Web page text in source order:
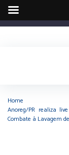
Home
Anoreg/PR realiza
Combate à Lavagem